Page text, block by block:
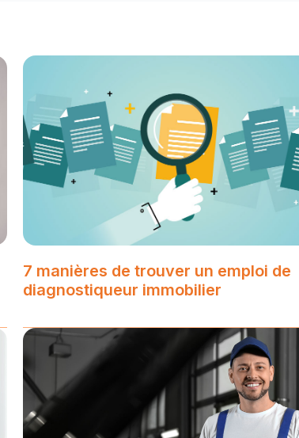
7 manières de trouver un emploi de
diagnostiqueur immobilier